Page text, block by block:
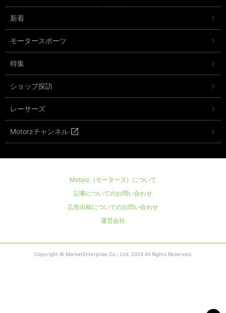
新着
モータースポーツ
特集
ショップ探訪
レーサーズ
Motorzチャンネル
Motorz（モーターズ）について
記事についてのお問い合わせ
広告出稿についてのお問い合わせ
運営会社
Copyright © MarketEnterprise Co., Ltd. 2024 All Rights Reserved.